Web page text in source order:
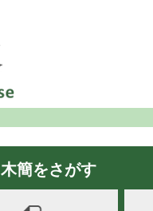
木簡をさがす